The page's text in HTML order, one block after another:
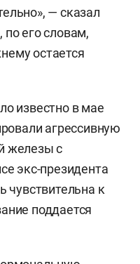
— сказал
его словам,
остается
известно в мае
агрессивную
железы с
экс-президента
чувствительна к
поддается